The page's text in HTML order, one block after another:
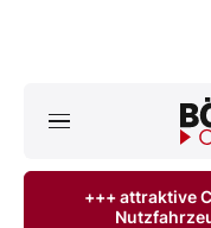
ktuelle
+++ attraktive